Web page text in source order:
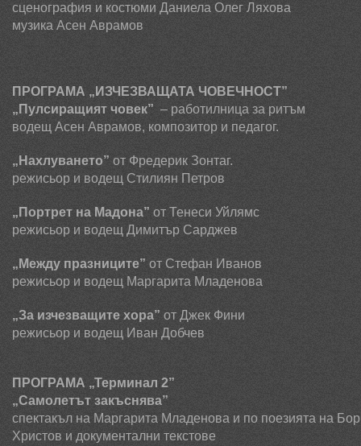
сценография и костюми Даниела Олег Ляхова
музика Асен Аврамов
ПРОГРАМА „ИЗЧЕЗВАЩАТА ЧОВЕЧНОСТ”
„Пулсиращият човек” – работилница за ритъм
водещ Асен Аврамов, композитор и педагог.
„Нахлуването” от Фредерик Зонтаг.
режисьор и водещ Стилиян Петров
„Портрет на Мадона” от Тенеси Уйлямс
режисьор и водещ Димитър Сарджев
„Между празниците” от Стефан Иванов
режисьор и водещ Маргарита Младенова
„За изчезващите хора” от Джек Фини
режисьор и водещ Иван Добчев
ПРОГРАМА „Терминал 2”
„Самолетът закъснява”
спектакъл на Маргарита Младенова и по поезията на
Христов и документални текстове